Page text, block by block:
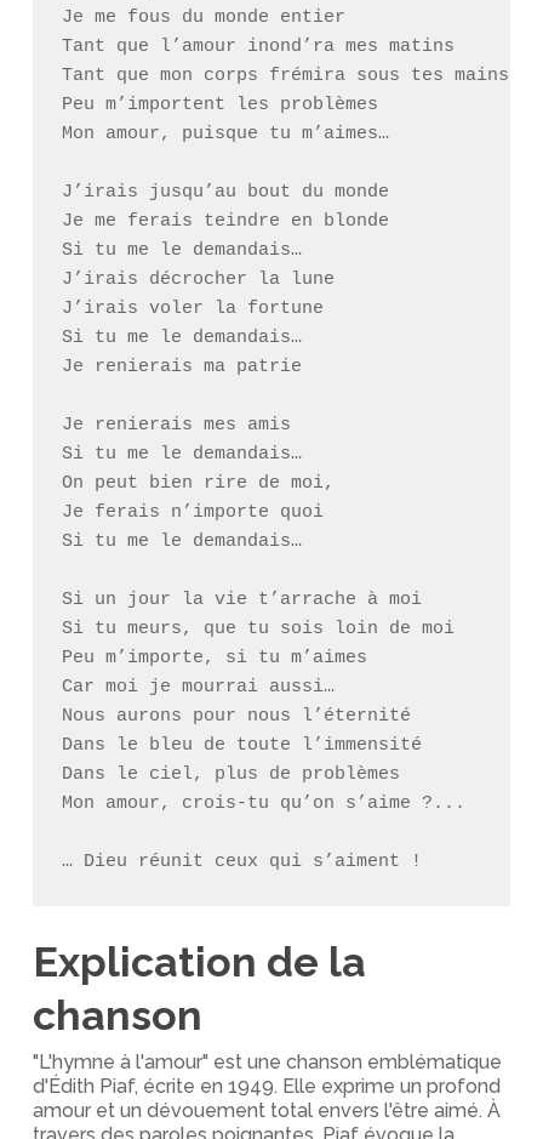
Je me fous du monde entier
Tant que l’amour inond’ra mes matins
Tant que mon corps frémira sous tes mains
Peu m’importent les problèmes
Mon amour, puisque tu m’aimes…
J’irais jusqu’au bout du monde
Je me ferais teindre en blonde
Si tu me le demandais…
J’irais décrocher la lune
J’irais voler la fortune
Si tu me le demandais…
Je renierais ma patrie
Je renierais mes amis
Si tu me le demandais…
On peut bien rire de moi,
Je ferais n’importe quoi
Si tu me le demandais…
Si un jour la vie t’arrache à moi
Si tu meurs, que tu sois loin de moi
Peu m’importe, si tu m’aimes
Car moi je mourrai aussi…
Nous aurons pour nous l’éternité
Dans le bleu de toute l’immensité
Dans le ciel, plus de problèmes
Mon amour, crois-tu qu’on s’aime ?...
… Dieu réunit ceux qui s’aiment !
Explication de la
chanson
"L'hymne à l'amour" est une chanson emblématique
d'Édith Piaf, écrite en 1949. Elle exprime un profond
amour et un dévouement total envers l'être aimé. À